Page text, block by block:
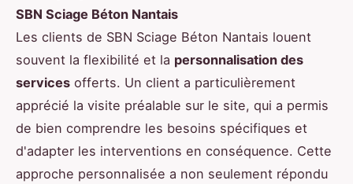
SBN Sciage Béton Nantais
Les clients de SBN Sciage Béton Nantais louent
souvent la flexibilité et la personnalisation des
services offerts. Un client a particulièrement
apprécié la visite préalable sur le site, qui a permis
de bien comprendre les besoins spécifiques et
d'adapter les interventions en conséquence. Cette
approche personnalisée a non seulement répondu